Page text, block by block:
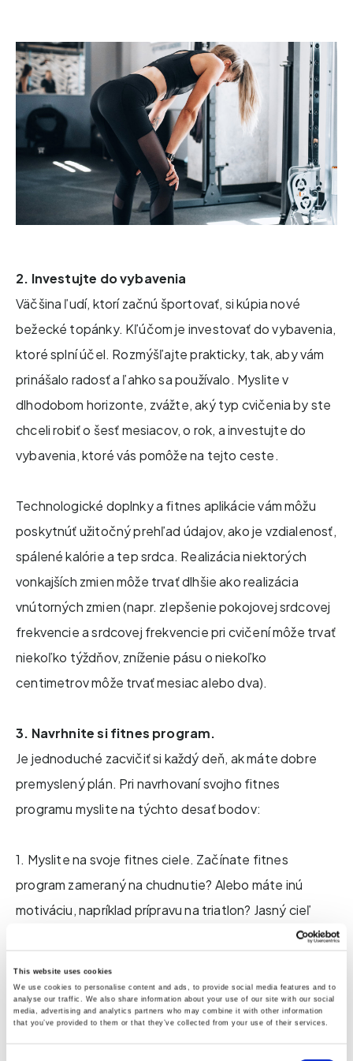
This website uses cookies
We use cookies to personalise content and ads, to provide social media features and to
analyse our traffic. We also share information about your use of our site with our social
media, advertising and analytics partners who may combine it with other information
that you’ve provided to them or that they’ve collected from your use of their services.
2. Investujte do vybavenia
Väčšina ľudí, ktorí začnú športovať, si kúpia nové
bežecké topánky. Kľúčom je investovať do vybavenia,
ktoré splní účel. Rozmýšľajte prakticky, tak, aby vám
prinášalo radosť a ľahko sa používalo. Myslite v
dlhodobom horizonte, zvážte, aký typ cvičenia by ste
chceli robiť o šesť mesiacov, o rok, a investujte do
vybavenia, ktoré vás pomôže na tejto ceste.
Technologické doplnky a fitnes aplikácie vám môžu
poskytnúť užitočný prehľad údajov, ako je vzdialenosť,
spálené kalórie a tep srdca. Realizácia niektorých
vonkajších zmien môže trvať dlhšie ako realizácia
vnútorných zmien (napr. zlepšenie pokojovej srdcovej
frekvencie a srdcovej frekvencie pri cvičení môže trvať
niekoľko týždňov, zníženie pásu o niekoľko
centimetrov môže trvať mesiac alebo dva).
3. Navrhnite si fitnes program.
Je jednoduché zacvičiť si každý deň, ak máte dobre
premyslený plán. Pri navrhovaní svojho fitnes
programu myslite na týchto desať bodov:
1. Myslite na svoje fitnes ciele. Začínate fitnes
program zameraný na chudnutie? Alebo máte inú
motiváciu, napríklad prípravu na triatlon? Jasný cieľ
2. Vytvorte rovnováhu. Svetová zdravotnícka
organizácia (WHO) odporúča pre väčšinu zdravých